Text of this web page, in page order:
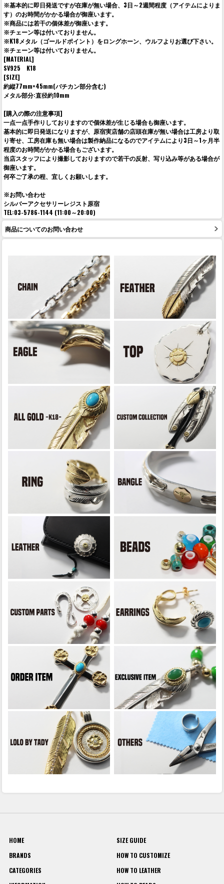
※基本的に即日発送ですが在庫が無い場合、3日～2週間程度（アイテムによりま
す）のお時間がかかる場合が御座います。
※商品には若干の個体差が御座います。
※チェーン等は付いておりません。
※K18メタル（ゴールドポイント）をロングホーン、ウルフよりお選び下さい。
※チェーン等は付いておりません。
[MATERIAL]
SV925 K18
[SIZE]
約縦77mm×45mm(バチカン部分含む)
メタル部分:直径約10mm
[購入の際の注意事項]
一点一点手作りしておりますので個体差が生じる場合も御座います。
基本的に即日発送になりますが、原宿実店舗の店頭在庫が無い場合は工房より取
り寄せ、工房在庫も無い場合は製作納品になるのでアイテムにより3日～1ヶ月半
程度のお時間がかかる場合もございます。
当店スタッフにより撮影しておりますので若干の反射、写り込み等がある場合が
御座います。
何卒ご了承の程、宜しくお願いします。
※お問い合わせ
シルバーアクセサリーレジスト原宿
TEL:03-5786-1144 (11:00～20:00)
商品についてのお問い合わせ
HOME
BRANDS
CATEGORIES
SIZE GUIDE
HOW TO CUSTOMIZE
HOW TO LEATHER